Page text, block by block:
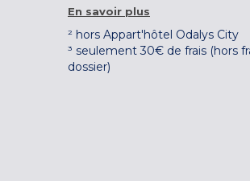
En savoir plus
² hors Appart'hôtel Odalys City
³ seulement 30€ de frais (hors
dossier)